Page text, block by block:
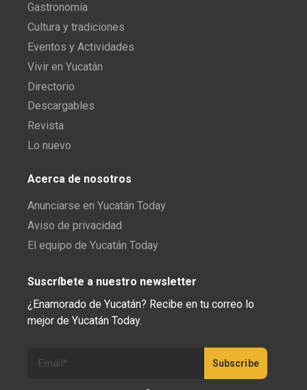
Gastronomía
Cultura y tradiciones
Eventos y Actividades
Vivir en Yucatán
Directorio
Descargables
Revista
Lo nuevo
Acerca de nosotros
Anunciarse en Yucatán Today
Aviso de privacidad
El equipo de Yucatán Today
Suscríbete a nuestro newsletter
¿Enamorado de Yucatán? Recibe en tu correo lo
mejor de Yucatán Today.